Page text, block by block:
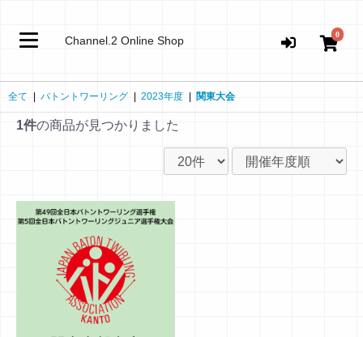
Channel.2 Online Shop 0
全て バトントワーリング 2023年度 関東大会
1件の商品が見つかりました